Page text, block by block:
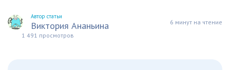
Автор статьи
Виктория Ананьина
6 минут на чтение
1 491 просмотров